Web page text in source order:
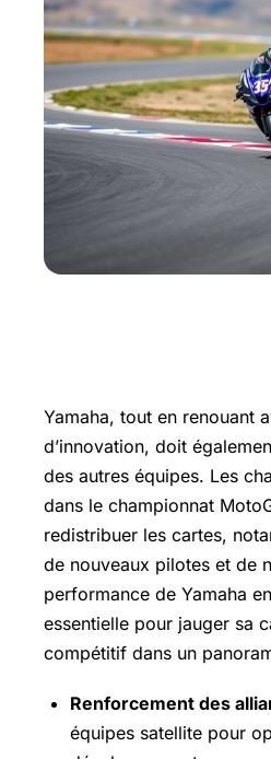
Yamaha, tout en renouant
d’innovation, doit
des autres équipes. Les
dans le championnat
redistribuer les cartes,
de nouveaux pilotes et de
performance de Yamaha
essentielle pour jauger sa
compétitif dans un
Renforcement des
équipes satellite pour